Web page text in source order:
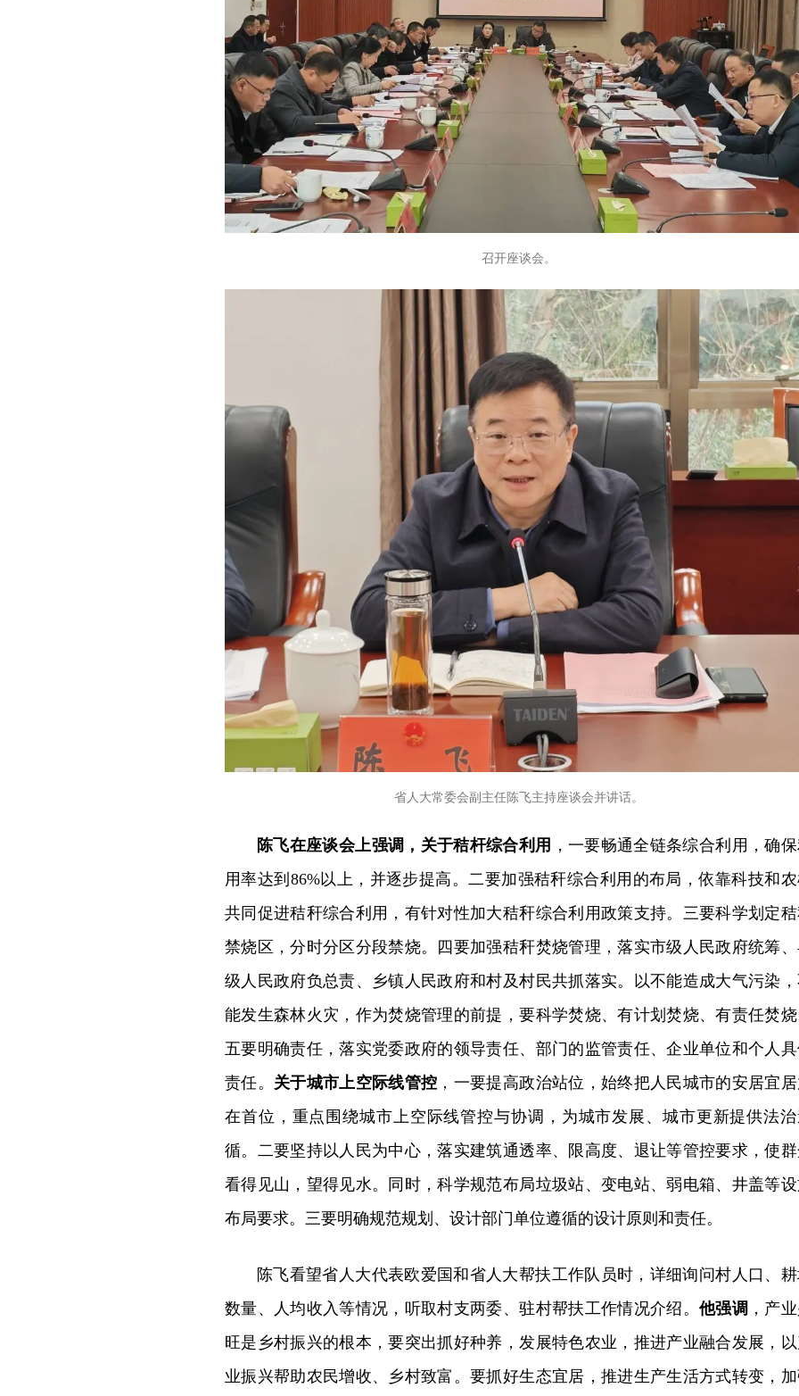
召开座谈会。
省人大常委会副主任陈飞主持座谈会并讲话。
陈飞在座谈会上强调， 关于秸杆综合利用 ，一要畅通全链条综合利用，确
用率达到86%以上，并逐步提高。二要加强秸秆综合利用的布局，依靠科技和
共同促进秸秆综合利用，有针对性加大秸秆综合利用政策支持。三要科学划定
禁烧区，分时分区分段禁烧。四要加强秸秆焚烧管理，落实市级人民政府统筹
级人民政府负总责、乡镇人民政府和村及村民共抓落实。以不能造成大气污染
能发生森林火灾，作为焚烧管理的前提，要科学焚烧、有计划焚烧、有责任焚
五要明确责任，落实党委政府的领导责任、部门的监管责任、企业单位和个人
责任。 关于城市上空际线管控 ，一要提高政治站位，始终把人民城市的安居宜
在首位，重点围绕城市上空际线管控与协调，为城市发展、城市更新提供法
循。二要坚持以人民为中心，落实建筑通透率、限高度、退让等管控要求，使
看得见山，望得见水。同时，科学规范布局垃圾站、变电站、弱电箱、井盖等
布局要求。三要明确规范规划、设计部门单位遵循的设计原则和责任。
陈飞看望省人大代表欧爱国和省人大帮扶工作队员时，详细询问村人口、
数量、人均收入等情况，听取村支两委、驻村帮扶工作情况介绍。 他强调 ， 产
旺是乡村振兴的根本，要突出抓好种养，发展特色农业，推进产业融合发展，
业振兴帮助农民增收、乡村致富。要抓好生态宜居，推进生产生活方式转变，